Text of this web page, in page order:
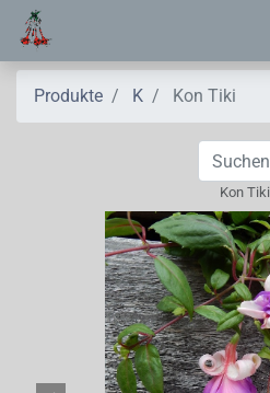
Produkte K Kon Tiki
Kon Tiki